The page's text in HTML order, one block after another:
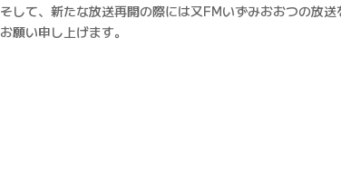
そして、新たな放送再開の際には又FMいずみおおつの放
お願い申し上げます。